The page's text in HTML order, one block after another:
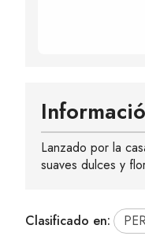
Lanzado por la
suaves dulces y
Clasificado en: